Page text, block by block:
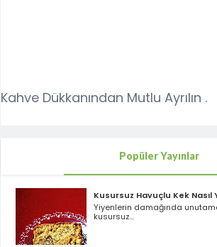
Kahve Dükkanından Mutlu Ayrılın .
Popüler Yayınlar
Kusursuz Havuçlu Kek Nasıl
Yiyenlerin damağında
kusursuz...